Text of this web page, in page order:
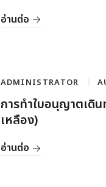
อ่านต่อ
ADMINISTRATOR
การทำใบอนุญาตเดิน
เหลือง)
อ่านต่อ